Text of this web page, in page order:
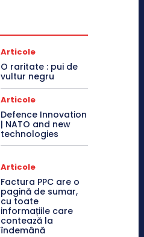
Articole
O raritate : pui de
vultur negru
Articole
Defence Innovation
| NATO and new
technologies
Articole
Factura PPC are o
pagină de sumar,
cu toate
informațiile care
contează la
îndemână